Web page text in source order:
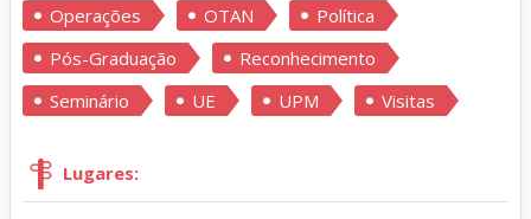
Operações
OTAN
Política
Pós-Graduação
Reconhecimento
Seminário
UE UPM Visitas
Lugares: